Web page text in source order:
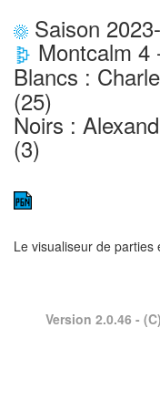
Saison
Montcalm 4
Blancs :
(25)
Noirs :
(3)
Le visualiseur de
Version 2.0.46 -